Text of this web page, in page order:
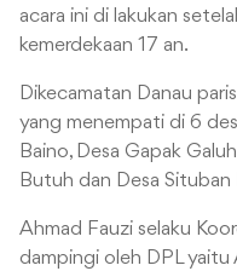
acara ini di lakukan
kemerdekaan 17 an.
Dikecamatan Danau
yang menempati di 6
Baino, Desa Gapak
Butuh dan Desa Situban
Ahmad Fauzi selaku
dampingi oleh DPL yaitu